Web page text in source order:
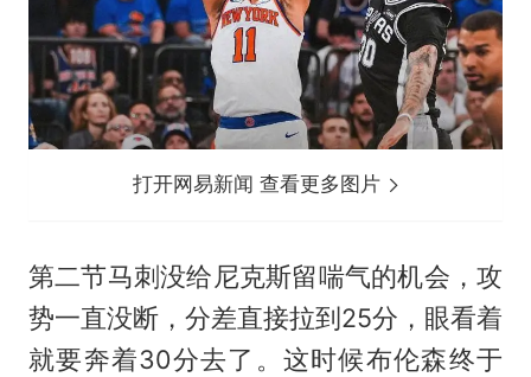
打开网易新闻 查看更多图片
第二节马刺没给尼克斯留喘气的机会，攻
势一直没断，分差直接拉到25分，眼看着
就要奔着30分去了。这时候布伦森终于